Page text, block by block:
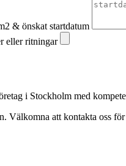
& önskat startdatum
eller ritningar
i Stockholm med
Välkomna att kontakta oss